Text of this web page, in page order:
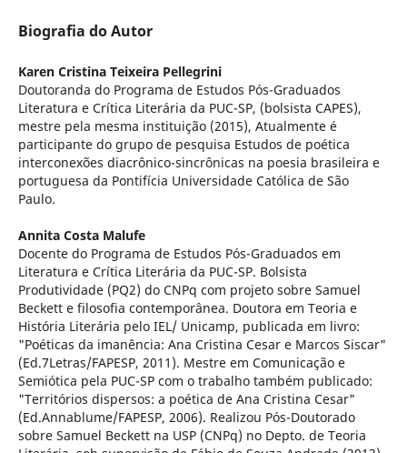
Biografia do Autor
Karen Cristina Teixeira Pellegrini
Doutoranda do Programa de Estudos Pós-Graduados
Literatura e Crítica Literária da PUC-SP, (bolsista CAPES),
mestre pela mesma instituição (2015), Atualmente é
participante do grupo de pesquisa Estudos de poética
interconexões diacrônico-sincrônicas na poesia brasileira e
portuguesa da Pontifícia Universidade Católica de São
Paulo.
Annita Costa Malufe
Docente do Programa de Estudos Pós-Graduados em
Literatura e Crítica Literária da PUC-SP. Bolsista
Produtividade (PQ2) do CNPq com projeto sobre Samuel
Beckett e filosofia contemporânea. Doutora em Teoria e
História Literária pelo IEL/ Unicamp, publicada em livro:
"Poéticas da imanência: Ana Cristina Cesar e Marcos Siscar"
(Ed.7Letras/FAPESP, 2011). Mestre em Comunicação e
Semiótica pela PUC-SP com o trabalho também publicado:
"Territórios dispersos: a poética de Ana Cristina Cesar"
(Ed.Annablume/FAPESP, 2006). Realizou Pós-Doutorado
sobre Samuel Beckett na USP (CNPq) no Depto. de Teoria